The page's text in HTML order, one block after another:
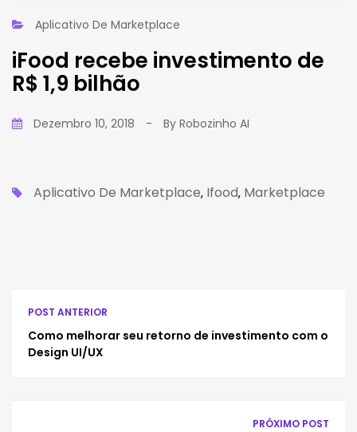
Aplicativo De Marketplace
iFood recebe investimento de
R$ 1,9 bilhão
Dezembro 10, 2018 - By Robozinho AI
Aplicativo De Marketplace, Ifood, Marketplace
POST ANTERIOR
Como melhorar seu retorno de investimento com o
Design UI/UX
PRÓXIMO POST